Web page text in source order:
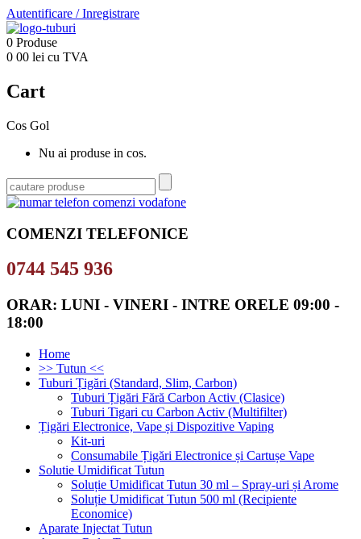
Autentificare /Inregistrare
0 Produse
0 00 lei cu TVA
Cart
Cos Gol
Nu ai produse in cos.
COMENZI TELEFONICE
0744 545 936
ORAR: LUNI - VINERI - INTRE ORELE 09:00 -
18:00
Home
>> Tutun <<
Tuburi Țigări (Standard, Slim, Carbon)
Tuburi Țigări Fără Carbon Activ (Clasice)
Tuburi Tigari cu Carbon Activ (Multifilter)
Țigări Electronice, Vape și Dispozitive Vaping
Kit-uri
Consumabile Țigări Electronice și Cartușe Vape
Solutie Umidificat Tutun
Soluție Umidificat Tutun 30 ml – Spray-uri și Arome
Soluție Umidificat Tutun 500 ml (Recipiente
Economice)
Aparate Injectat Tutun